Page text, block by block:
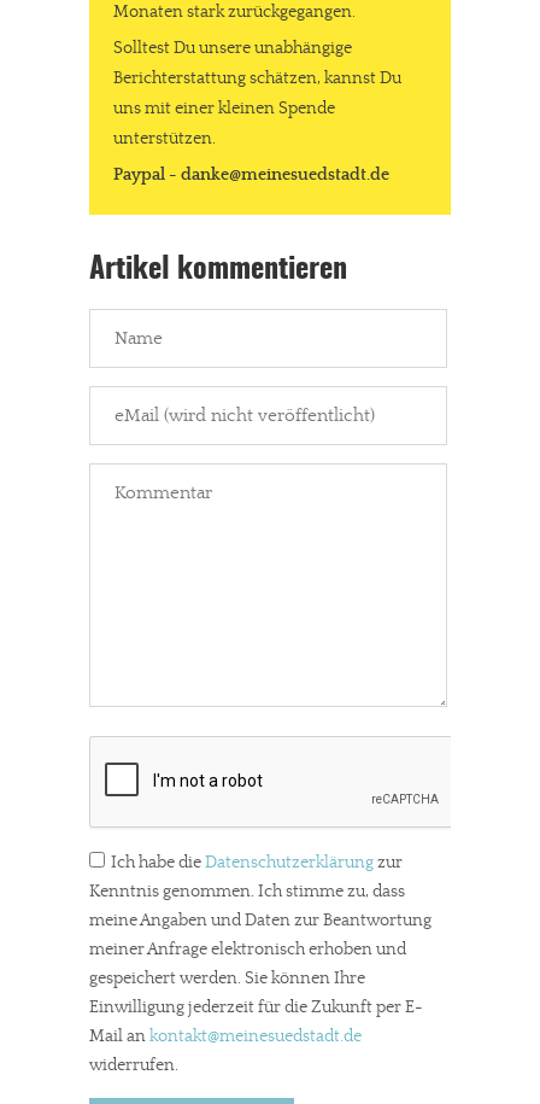
Monaten stark zurückgegangen.
Solltest Du unsere unabhängige
Berichterstattung schätzen, kannst Du
uns mit einer kleinen Spende
unterstützen.
Paypal - danke@meinesuedstadt.de
Artikel kommentieren
Ich habe dieDatenschutzerklärungzur
Kenntnis genommen. Ich stimme zu, dass
meine Angaben und Daten zur Beantwortung
meiner Anfrage elektronisch erhoben und
gespeichert werden. Sie können Ihre
Einwilligung jederzeit für die Zukunft per E-
Mail ankontakt@meinesuedstadt.de
widerrufen.